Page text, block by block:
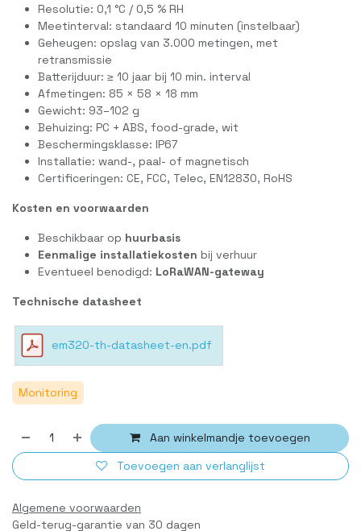
Resolutie: 0,1 °C / 0,5 % RH
Meetinterval: standaard 10 minuten (instelbaar)
Geheugen: opslag van 3.000 metingen, met
retransmissie
Batterijduur: ≥ 10 jaar bij 10 min. interval
Afmetingen: 85 × 58 × 18 mm
Gewicht: 93–102 g
Behuizing: PC + ABS, food-grade, wit
Beschermingsklasse: IP67
Installatie: wand-, paal- of magnetisch
Certificeringen: CE, FCC, Telec, EN12830, RoHS
Kosten en voorwaarden
Beschikbaar op huur­basis
Eenmalige installatiekosten bij verhuur
Eventueel benodigd: LoRaWAN-gateway
Technische datasheet
em320-th-datasheet-en.pdf
Monitoring
Aan winkelmandje toevoegen
Toevoegen aan verlanglijst
Algemene voorwaarden
Geld-terug-garantie van 30 dagen